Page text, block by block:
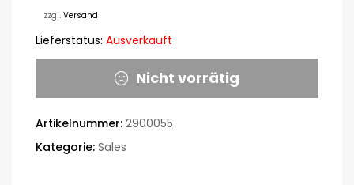
zzgl. Versand
Lieferstatus: Ausverkauft
Nicht vorrätig
Artikelnummer: 2900055
Kategorie: Sales